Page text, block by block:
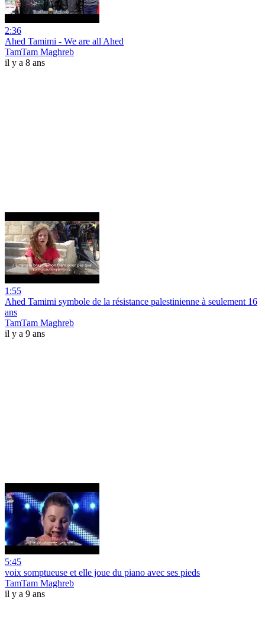
2:36
Ahed Tamimi - We are all Ahed
TamTam Maghreb
il y a 8 ans
1:55
Ahed Tamimi symbole de la résistance palestinienne à seulement 16
ans
TamTam Maghreb
il y a 9 ans
5:45
voix somptueuse et elle joue du piano avec ses pieds
TamTam Maghreb
il y a 9 ans